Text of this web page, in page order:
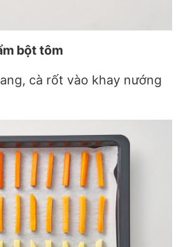
bột tôm
cà rốt vào khay nướng